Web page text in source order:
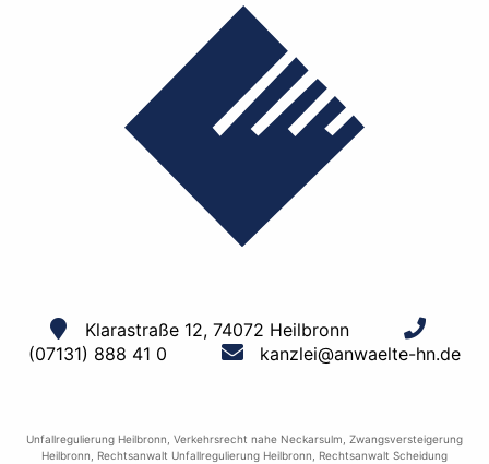
Klarastraße 12, 74072 Heilbronn
(07131) 888 41 0
kanzlei@anwaelte-hn.de
Unfallregulierung Heilbronn Verkehrsrecht nahe Neckarsulm Zwangsversteigerung
Heilbronn
Rechtsanwalt Unfallregulierung Heilbronn Rechtsanwalt Scheidung